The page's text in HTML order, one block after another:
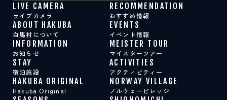
LIVE CAMERA
ライブカメラ
RECOMMENDATION
おすすめ情報
ABOUT HAKUBA
白馬村について
EVENTS
イベント情報
INFORMATION
お知らせ
MEISTER TOUR
マイスターツアー
STAY
宿泊施設
ACTIVITIES
アクティビティー
HAKUBA ORIGINAL
Hakuba Original
NORWAY VILLAGE
ノルウェービレッジ